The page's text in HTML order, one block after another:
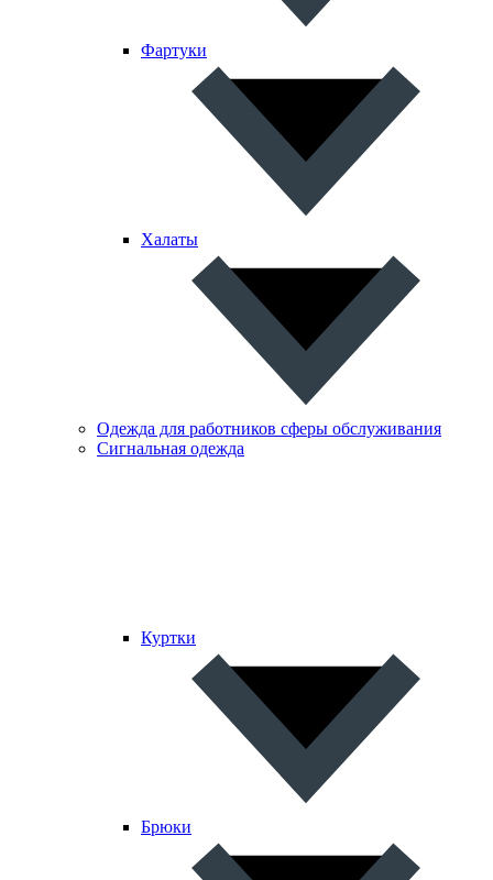
Фартуки
Халаты
Одежда для работников сферы обслуживания
Сигнальная одежда
Куртки
Брюки